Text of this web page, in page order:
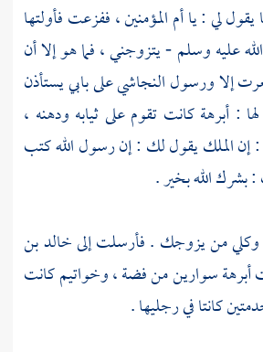
يقول لي : يا أم المؤمنين ، ففزعت فأولتها
عليه وسلم - يتزوجني ، فما هو إلا أن
إلا ورسولالنجاشيعلى بابي يستأذن
: أبرهةكانت تقوم على ثيابه ودهنه ،
الملك يقول لك : إن رسول الله كتب
بشرك الله بخير .
من يزوجك . فأرسلت إلىخالد بن
أبرهةسوارين من فضة ، وخواتيم كانت
كانتا في رجليها .